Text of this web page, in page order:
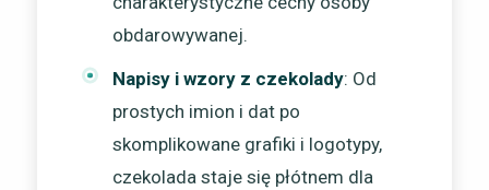
obdarowywanej.
Napisy i wzory z czekolady: Od
prostych imion i dat po
skomplikowane grafiki i logotypy,
czekolada staje się płótnem dla